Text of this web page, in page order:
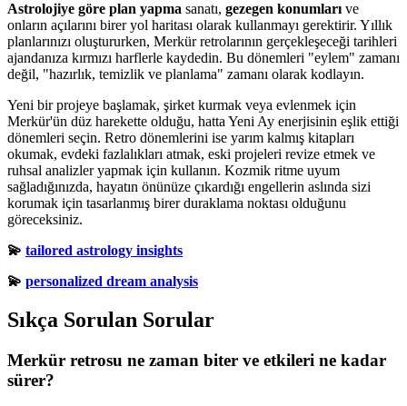
Astrolojiye göre plan yapma sanatı, gezegen konumları ve
onların açılarını birer yol haritası olarak kullanmayı gerektirir. Yıllık
planlarınızı oluştururken, Merkür retrolarının gerçekleşeceği tarihleri
ajandanıza kırmızı harflerle kaydedin. Bu dönemleri "eylem" zamanı
değil, "hazırlık, temizlik ve planlama" zamanı olarak kodlayın.
Yeni bir projeye başlamak, şirket kurmak veya evlenmek için
Merkür'ün düz harekette olduğu, hatta Yeni Ay enerjisinin eşlik ettiği
dönemleri seçin. Retro dönemlerini ise yarım kalmış kitapları
okumak, evdeki fazlalıkları atmak, eski projeleri revize etmek ve
ruhsal analizler yapmak için kullanın. Kozmik ritme uyum
sağladığınızda, hayatın önünüze çıkardığı engellerin aslında sizi
korumak için tasarlanmış birer duraklama noktası olduğunu
göreceksiniz.
💫 tailored astrology insights
💫 personalized dream analysis
Sıkça Sorulan Sorular
Merkür retrosu ne zaman biter ve etkileri ne kadar
sürer?